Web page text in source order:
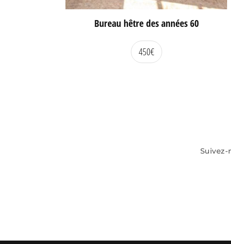
Bureau hêtre des années 60
450€